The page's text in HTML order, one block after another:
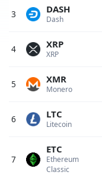
3 Dash
DASH
4 XRP
XRP
5 Monero
XMR
6 Litecoin
LTC
7
Ethereum
Classic
ETC